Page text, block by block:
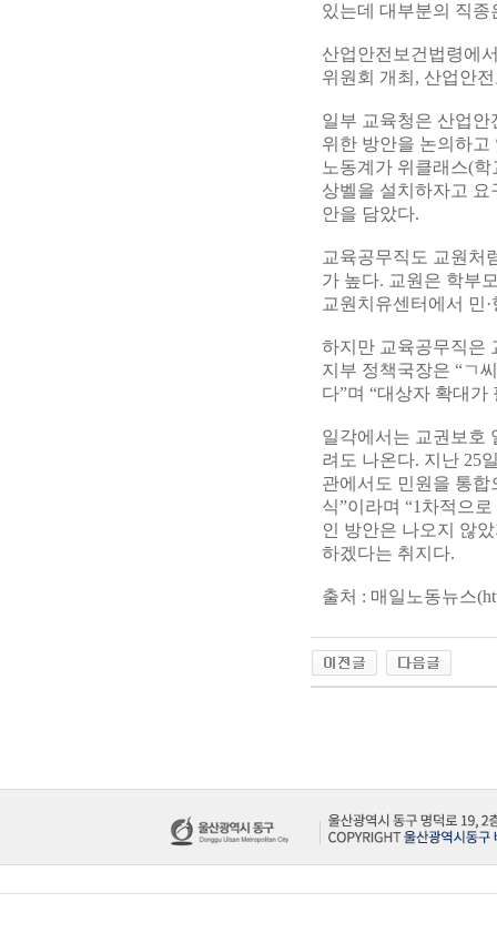
있는데 대부분의 직
산업안전보건법령에
위원회 개최, 산업안
일부 교육청은 산업
위한 방안을 논의하고
노동계가 위클래스(
상벨을 설치하자고
안을 담았다.
교육공무직도 교원처
가 높다. 교원은 학부
교원치유센터에서 민
하지만 교육공무직은
지부 정책국장은 “ㄱ
다”며 “대상자 확대가
일각에서는 교권보호
려도 나온다. 지난 25
관에서도 민원을 통
식”이라며 “1차적으
인 방안은 나오지 않
하겠다는 취지다.
출처 : 매일노동뉴스(